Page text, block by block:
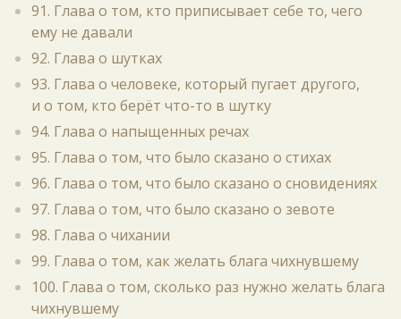
91. Глава о том, кто приписывает себе то, чего
ему не давали
92. Глава о шутках
93. Глава о человеке, который пугает другого,
и о том, кто берёт что-то в шутку
94. Глава о напыщенных речах
95. Глава о том, что было сказано о стихах
96. Глава о том, что было сказано о сновидениях
97. Глава о том, что было сказано о зевоте
98. Глава о чихании
99. Глава о том, как желать блага чихнувшему
100. Глава о том, сколько раз нужно желать блага
чихнувшему